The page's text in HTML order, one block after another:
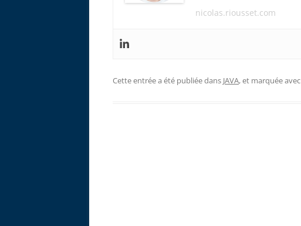
nicolas.riousset.com
Cette entrée a été publiée dans JAVA, et marquée avec